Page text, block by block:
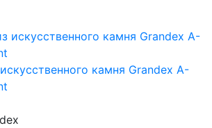
камня Grandex A-